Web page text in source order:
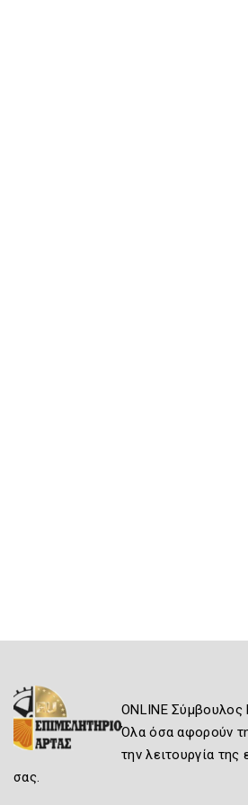
ONLINE Σύμβουλος
Όλα όσα αφορούν
την λειτουργία της
σας.